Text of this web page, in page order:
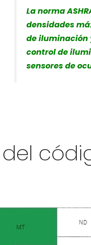
La norma
densidades
de iluminación
control de
sensores de